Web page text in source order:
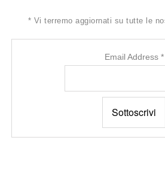
* Vi terremo aggiornati su tutte le
Email Address *